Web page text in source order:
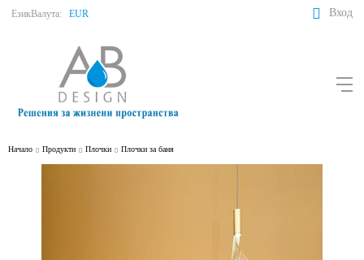
ЕзикВалута: EUR Вход
Начало Продукти Плочки Плочки за баня